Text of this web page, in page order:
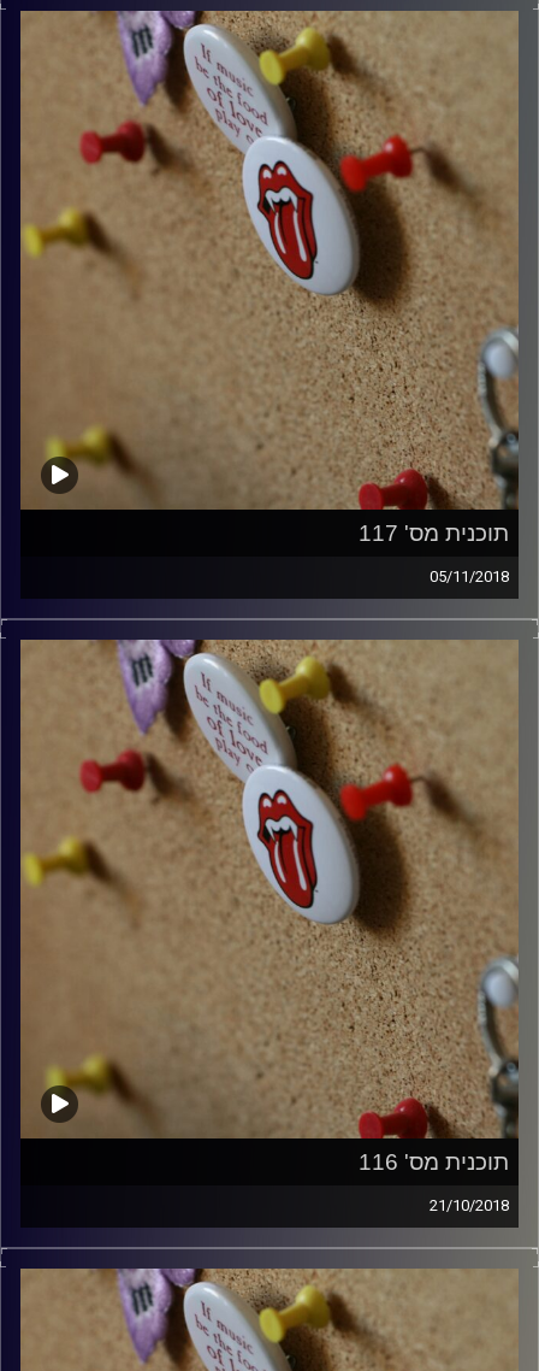
włodi
תוכנית מס' 117
05/11/2018
קלאסיקות רוק עם אורן הוף.
włodi
תוכנית מס' 116
21/10/2018
קלאסיקות רוק עם אורן הוף.
włodi